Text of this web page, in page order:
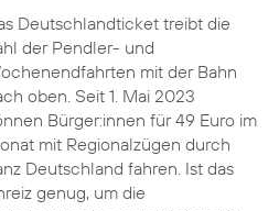
Deutschlandticket treibt die
der Pendler- und
mit der Bahn
oben. Seit 1. Mai 2023
Bürger:innen für 49 Euro im
mit Regionalzügen durch
Deutschland fahren. Ist das
genug, um die